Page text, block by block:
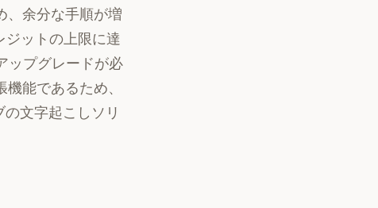
、余分な手順が増
ジットの上限に達
ップグレードが必
能であるため、
文字起こしソリ